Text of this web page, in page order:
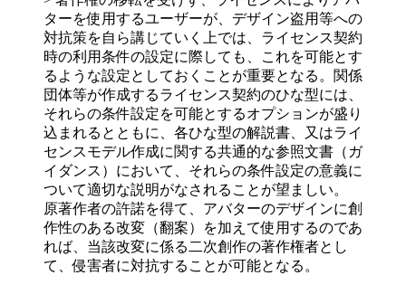
ターを使用するユーザーが、デザイン盗用等への
対抗策を自ら講じていく上では、ライセンス契約
時の利用条件の設定に際しても、これを可能とす
るような設定としておくことが重要となる。関係
団体等が作成するライセンス契約のひな型には、
それらの条件設定を可能とするオプションが盛り
込まれるとともに、各ひな型の解説書、又はライ
センスモデル作成に関する共通的な参照文書（ガ
イダンス）において、それらの条件設定の意義に
ついて適切な説明がなされることが望ましい。
原著作者の許諾を得て、アバターのデザインに創
作性のある改変（翻案）を加えて使用するのであ
れば、当該改変に係る二次創作の著作権者とし
て、侵害者に対抗することが可能となる。